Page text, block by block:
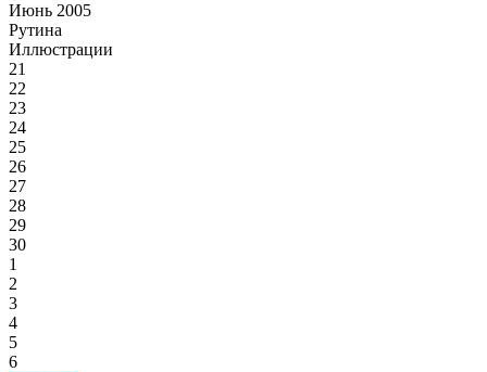
Июнь 2005
Рутина
Иллюстрации
21
22
23
24
25
26
27
28
29
30
1
2
3
4
5
6